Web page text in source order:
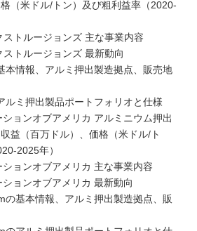
（米ドル/トン）及び粗利益率（2020-
トルージョンズ 主な事業内容
トルージョンズ 最新動向
本情報、アルミ押出製造拠点、販売地
ルミ押出製品ポートフォリオと仕様
ョンオブアメリカ アルミニウム押出
益（百万ドル）、価格（米ドル/ト
2025年）
ョンオブアメリカ 主な事業内容
ョンオブアメリカ 最新動向
の基本情報、アルミ押出製造拠点、販